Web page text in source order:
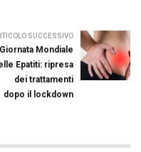
SUCCESSIVO
Giornata Mondiale
Epatiti: ripresa
dei trattamenti
dopo il lockdown